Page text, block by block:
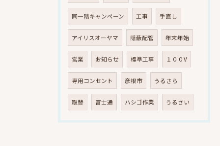
同一階キャンペーン 工事 手直し
アイリスオーヤマ 隠蔽配管 年末年始
営業 お知らせ 標準工事 １００V
専用コンセント 彦根市 うるさら
取替 富士通 ハシゴ作業 うるさい